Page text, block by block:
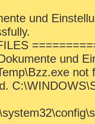
und
und
not